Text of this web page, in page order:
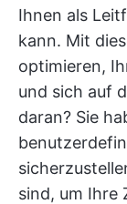
Ihnen als
kann. Mit
optimieren,
und sich auf
daran? Sie
sind, um Ihre